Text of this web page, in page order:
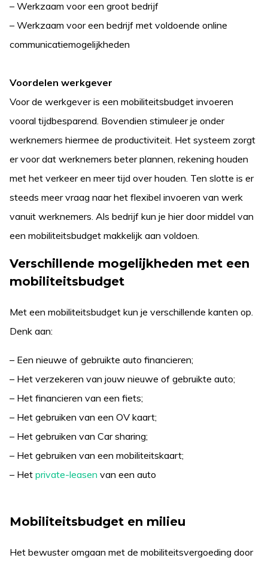
– Werkzaam voor een groot bedrijf
– Werkzaam voor een bedrijf met voldoende online
communicatiemogelijkheden
Voordelen werkgever
Voor de werkgever is een mobiliteitsbudget invoeren
vooral tijdbesparend. Bovendien stimuleer je onder
werknemers hiermee de productiviteit. Het systeem zorgt
er voor dat werknemers beter plannen, rekening houden
met het verkeer en meer tijd over houden. Ten slotte is er
steeds meer vraag naar het flexibel invoeren van werk
vanuit werknemers. Als bedrijf kun je hier door middel van
een mobiliteitsbudget makkelijk aan voldoen.
Verschillende mogelijkheden met een
mobiliteitsbudget
Met een mobiliteitsbudget kun je verschillende kanten op.
Denk aan:
– Een nieuwe of gebruikte auto financieren;
– Het verzekeren van jouw nieuwe of gebruikte auto;
– Het financieren van een fiets;
– Het gebruiken van een OV kaart;
– Het gebruiken van Car sharing;
– Het gebruiken van een mobiliteitskaart;
– Het private-leasen van een auto
Mobiliteitsbudget en milieu
Het bewuster omgaan met de mobiliteitsvergoeding door